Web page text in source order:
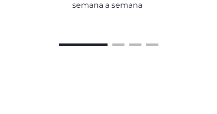
semana a semana